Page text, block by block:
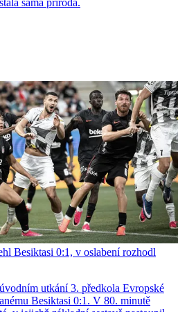
sama příroda.
Besiktasi 0:1, v oslabení rozhodl
utkání 3. předkola Evropské
Besiktasi 0:1. V 80. minutě